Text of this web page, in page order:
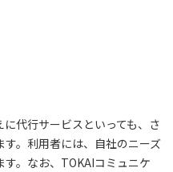
代行サービスといっても、さ
。利用者には、自社のニーズ
。なお、TOKAIコミュニケ